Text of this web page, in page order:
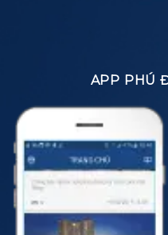
APP PHÚ